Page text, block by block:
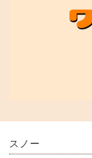
スノー